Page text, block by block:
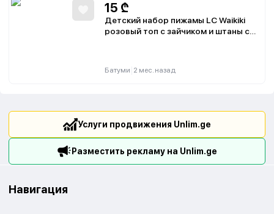
15 ₾
Детский набор пижамы LC Waikiki
розовый топ с зайчиком и штаны с
Батуми 2 мес. назад
Услуги продвижения Unlim.ge
Разместить рекламу на Unlim.ge
Навигация